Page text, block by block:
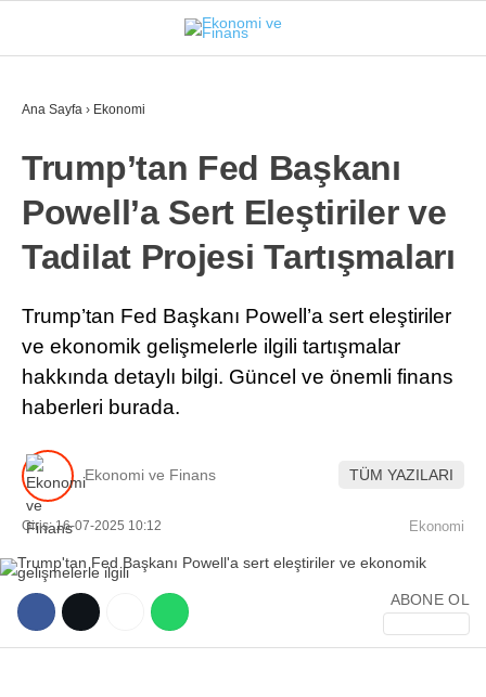
İSTANBUL
GÜNDEM
EKONOMI
FINANS
BORSA
KRIPTO
SEKTÖRLER
OTOMOBIL
Ana Sayfa › Ekonomi
Trump’tan Fed Başkanı
Powell’a Sert Eleştiriler ve
Tadilat Projesi Tartışmaları
Trump’tan Fed Başkanı Powell’a sert eleştiriler
ve ekonomik gelişmelerle ilgili tartışmalar
hakkında detaylı bilgi. Güncel ve önemli finans
haberleri burada.
Ekonomi ve Finans TÜM YAZILARI
Giriş: 16-07-2025 10:12 Ekonomi
ABONE OL